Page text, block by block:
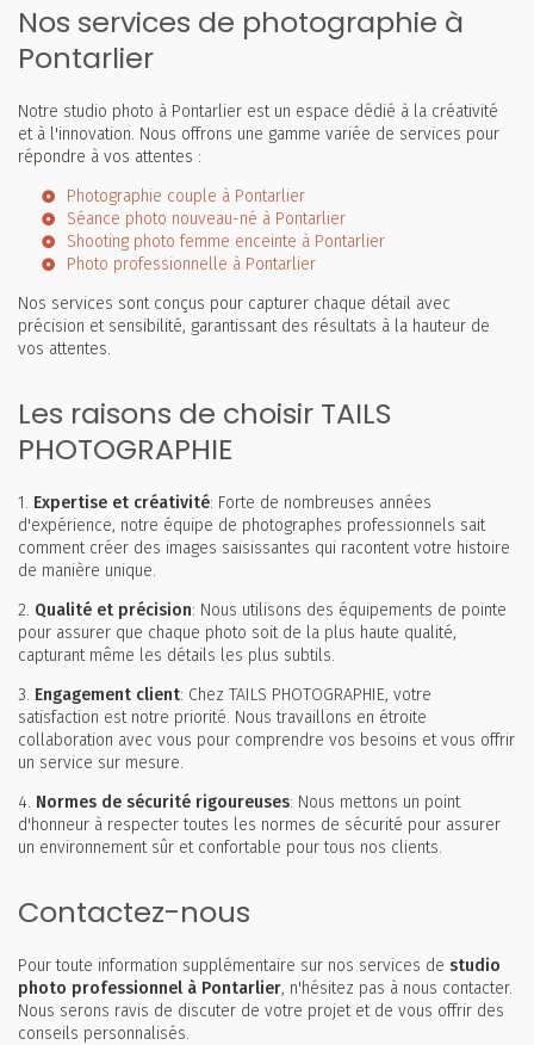
Nos services de photographie à
Pontarlier
Notre studio photo à Pontarlier est un espace dédié à la créativité
et à l'innovation. Nous offrons une gamme variée de services pour
répondre à vos attentes :
Photographie couple à Pontarlier
Séance photo nouveau-né à Pontarlier
Shooting photo femme enceinte à Pontarlier
Photo professionnelle à Pontarlier
Nos services sont conçus pour capturer chaque détail avec
précision et sensibilité, garantissant des résultats à la hauteur de
vos attentes.
Les raisons de choisir TAILS
PHOTOGRAPHIE
1. Expertise et créativité: Forte de nombreuses années
d'expérience, notre équipe de photographes professionnels sait
comment créer des images saisissantes qui racontent votre histoire
de manière unique.
2. Qualité et précision: Nous utilisons des équipements de pointe
pour assurer que chaque photo soit de la plus haute qualité,
capturant même les détails les plus subtils.
3. Engagement client: Chez TAILS PHOTOGRAPHIE, votre
satisfaction est notre priorité. Nous travaillons en étroite
collaboration avec vous pour comprendre vos besoins et vous offrir
un service sur mesure.
4. Normes de sécurité rigoureuses: Nous mettons un point
d'honneur à respecter toutes les normes de sécurité pour assurer
un environnement sûr et confortable pour tous nos clients.
Contactez-nous
Pour toute information supplémentaire sur nos services de studio
photo professionnel à Pontarlier, n'hésitez pas à nous contacter.
Nous serons ravis de discuter de votre projet et de vous offrir des
conseils personnalisés.